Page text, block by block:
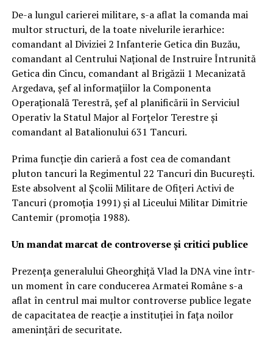
De-a lungul carierei militare, s-a aflat la comanda mai
multor structuri, de la toate nivelurile ierarhice:
comandant al Diviziei 2 Infanterie Getica din Buzău,
comandant al Centrului Național de Instruire Întrunită
Getica din Cincu, comandant al Brigăzii 1 Mecanizată
Argedava, șef al informațiilor la Componenta
Operațională Terestră, șef al planificării în Serviciul
Operativ la Statul Major al Forțelor Terestre și
comandant al Batalionului 631 Tancuri.
Prima funcție din carieră a fost cea de comandant
pluton tancuri la Regimentul 22 Tancuri din București.
Este absolvent al Școlii Militare de Ofițeri Activi de
Tancuri (promoția 1991) și al Liceului Militar Dimitrie
Cantemir (promoția 1988).
Un mandat marcat de controverse și critici publice
Prezența generalului Gheorghiță Vlad la DNA vine într-
un moment în care conducerea Armatei Române s-a
aflat în centrul mai multor controverse publice legate
de capacitatea de reacție a instituției în fața noilor
amenințări de securitate.